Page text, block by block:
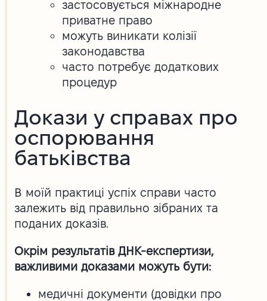
застосовується міжнародне
приватне право
можуть виникати колізії
законодавства
часто потребує додаткових
процедур
Докази у справах про
оспорювання
батьківства
В моїй практиці успіх справи часто
залежить від правильно зібраних та
поданих доказів.
Окрім результатів ДНК-експертизи,
важливими доказами можуть бути:
медичні документи (довідки про